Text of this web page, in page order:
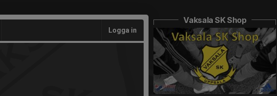
Logga in
Vaksala SK Shop